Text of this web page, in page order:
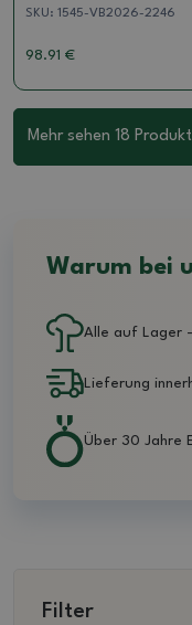
Filter
SKU: 1545-VB2026-2246
98.91 €
Mehr sehen 18
Warum bei
Alle auf Lager
Lieferung
Über 30 Jahre